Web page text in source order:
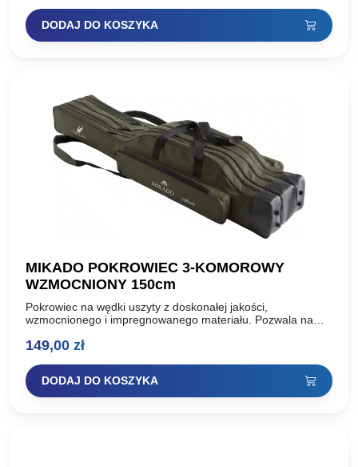
DODAJ DO KOSZYKA
MIKADO POKROWIEC 3-KOMOROWY
WZMOCNIONY 150cm
Pokrowiec na wędki uszyty z doskonałej jakości,
wzmocnionego i impregnowanego materiału. Pozwala na
wszystkich wędzisk niezbędnych na wędkarskiej wyprawie….
149,00 zł
DODAJ DO KOSZYKA